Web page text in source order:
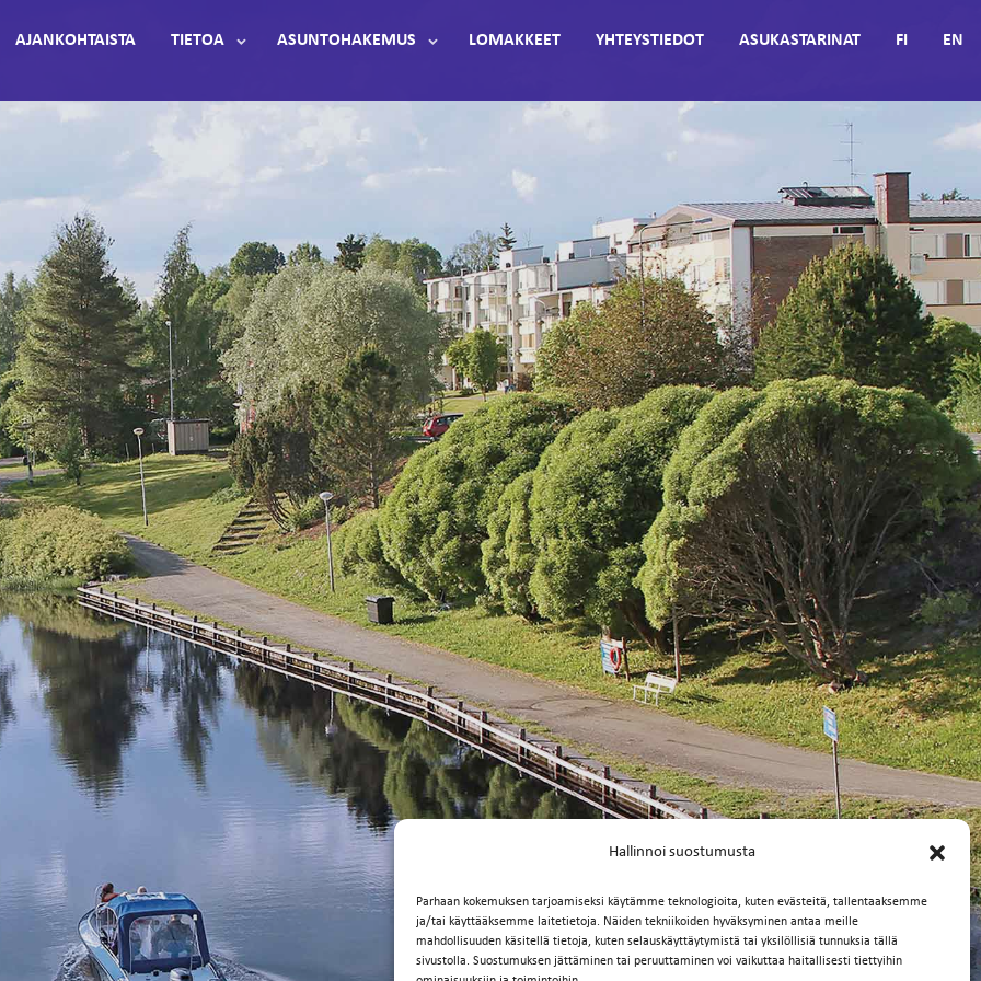
Hallinnoi suostumusta
Parhaan kokemuksen tarjoamiseksi käytämme teknologioita, kuten evästeitä, tallentaaksemme
ja/tai käyttääksemme laitetietoja. Näiden tekniikoiden hyväksyminen antaa meille
mahdollisuuden käsitellä tietoja, kuten selauskäyttäytymistä tai yksilöllisiä tunnuksia tällä
sivustolla. Suostumuksen jättäminen tai peruuttaminen voi vaikuttaa haitallisesti tiettyihin
AJANKOHTAISTA TIETOA ASUNTOHAKEMUS LOMAKKEET YHTEYSTIEDOT ASUKASTARINAT FI EN